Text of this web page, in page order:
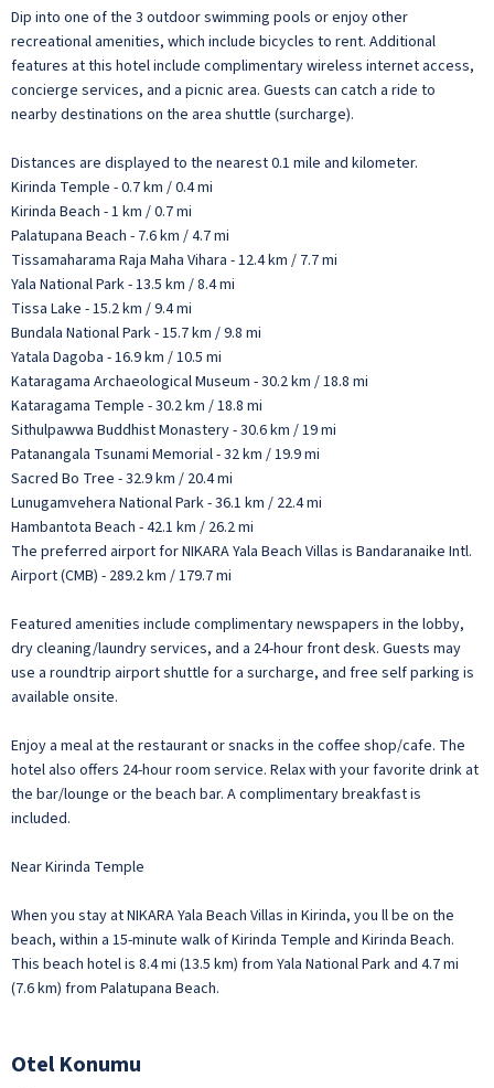
Dip into one of the 3 outdoor swimming pools or enjoy other
recreational amenities, which include bicycles to rent. Additional
features at this hotel include complimentary wireless internet access,
concierge services, and a picnic area. Guests can catch a ride to
nearby destinations on the area shuttle (surcharge).
Distances are displayed to the nearest 0.1 mile and kilometer.
Kirinda Temple - 0.7 km / 0.4 mi
Kirinda Beach - 1 km / 0.7 mi
Palatupana Beach - 7.6 km / 4.7 mi
Tissamaharama Raja Maha Vihara - 12.4 km / 7.7 mi
Yala National Park - 13.5 km / 8.4 mi
Tissa Lake - 15.2 km / 9.4 mi
Bundala National Park - 15.7 km / 9.8 mi
Yatala Dagoba - 16.9 km / 10.5 mi
Kataragama Archaeological Museum - 30.2 km / 18.8 mi
Kataragama Temple - 30.2 km / 18.8 mi
Sithulpawwa Buddhist Monastery - 30.6 km / 19 mi
Patanangala Tsunami Memorial - 32 km / 19.9 mi
Sacred Bo Tree - 32.9 km / 20.4 mi
Lunugamvehera National Park - 36.1 km / 22.4 mi
Hambantota Beach - 42.1 km / 26.2 mi
The preferred airport for NIKARA Yala Beach Villas is Bandaranaike Intl.
Airport (CMB) - 289.2 km / 179.7 mi
Featured amenities include complimentary newspapers in the lobby,
dry cleaning/laundry services, and a 24-hour front desk. Guests may
use a roundtrip airport shuttle for a surcharge, and free self parking is
available onsite.
Enjoy a meal at the restaurant or snacks in the coffee shop/cafe. The
hotel also offers 24-hour room service. Relax with your favorite drink at
the bar/lounge or the beach bar. A complimentary breakfast is
included.
Near Kirinda Temple
When you stay at NIKARA Yala Beach Villas in Kirinda, you ll be on the
beach, within a 15-minute walk of Kirinda Temple and Kirinda Beach.
This beach hotel is 8.4 mi (13.5 km) from Yala National Park and 4.7 mi
(7.6 km) from Palatupana Beach.
Otel Konumu